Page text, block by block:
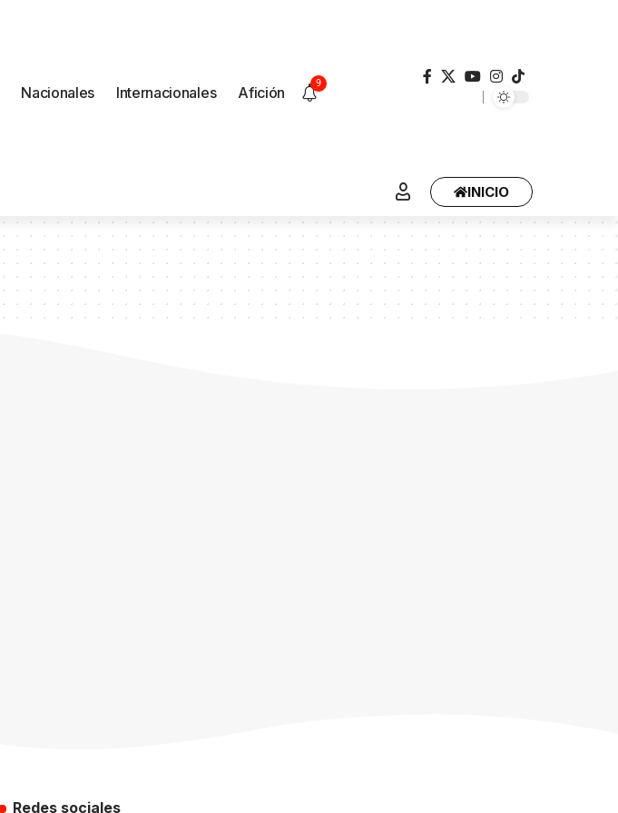
Nacionales Internacionales Afición
9
INICIO
Redes sociales